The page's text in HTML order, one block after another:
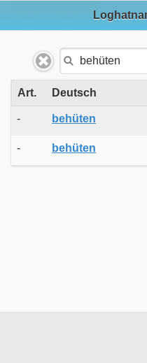
Art. Deutsch
- behüten
- behüten